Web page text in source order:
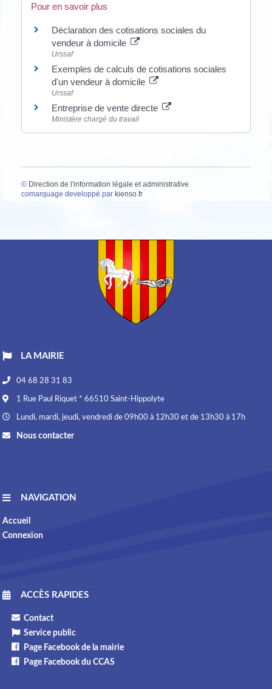
Pour en savoir plus
Déclaration des cotisations sociales du
vendeur à domicile
Urssaf
Exemples de calculs de cotisations sociales
d'un vendeur à domicile
Urssaf
Entreprise de vente directe
Ministère chargé du travail
© Direction de l'information légale et administrative
comarquage developpé par kienso.fr
LA MAIRIE
04 68 28 31 83
1 Rue Paul Riquet * 66510 Saint-Hippolyte
Lundi, mardi, jeudi, vendredi de 09h00 à 12h30 et de 13h30 à 17h
Nous contacter
NAVIGATION
Accueil
Connexion
ACCÈS RAPIDES
Contact
Service public
Page Facebook de la mairie
Page Facebook du CCAS